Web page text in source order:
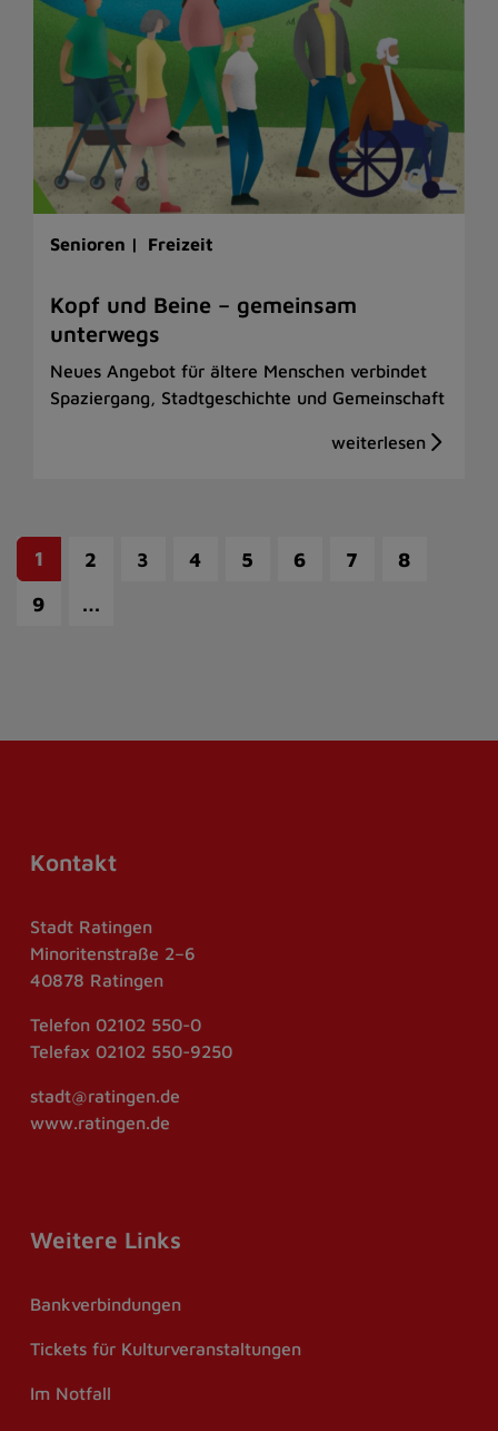
Senioren | Freizeit
Kopf und Beine – gemeinsam
unterwegs
Neues Angebot für ältere Menschen verbindet
Spaziergang, Stadtgeschichte und Gemeinschaft
1 2 3 4 5 6 7
8
9
…
Kontakt
Stadt Ratingen
Minoritenstraße 2–6
40878 Ratingen
Telefon 02102 550-0
Telefax 02102 550-9250
stadt@ratingen.de
www.ratingen.de
Weitere Links
Bankverbindungen
Tickets für Kulturveranstaltungen
Im Notfall